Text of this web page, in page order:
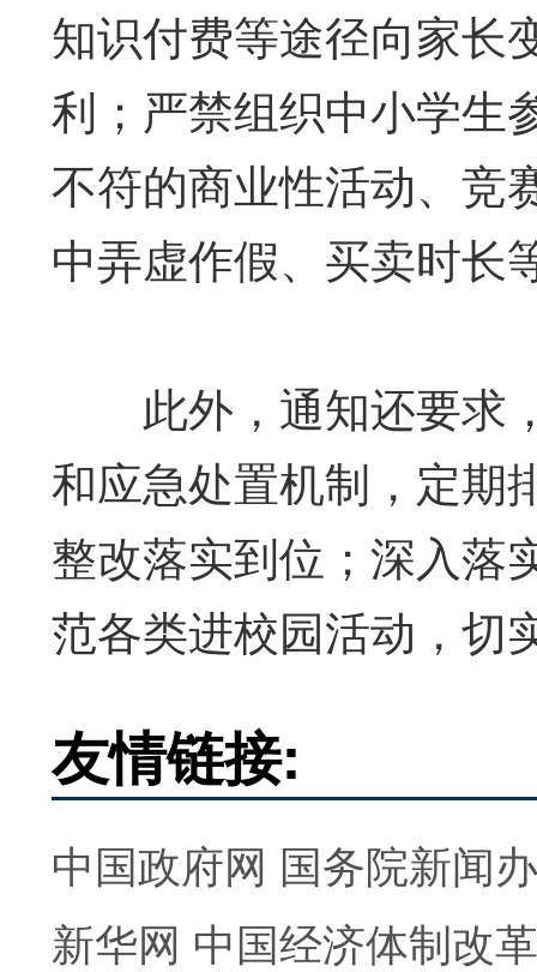
知识付费等途径向家长
利；严禁组织中小学生
不符的商业性活动、竞
中弄虚作假、买卖时长
此外，通知还要求
和应急处置机制，定期
整改落实到位；深入落
范各类进校园活动，切
友情链接:
中国政府网 国务院新闻
新华网 中国经济体制改